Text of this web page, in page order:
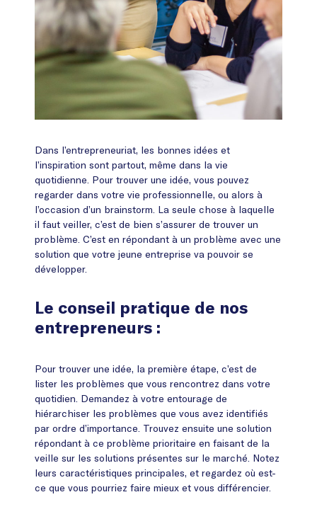
Dans l’entrepreneuriat, les bonnes idées et
l’inspiration sont partout, même dans la vie
quotidienne. Pour trouver une idée, vous pouvez
regarder dans votre vie professionnelle, ou alors à
l’occasion d’un brainstorm. La seule chose à laquelle
il faut veiller, c’est de bien s’assurer de trouver un
problème. C’est en répondant à un problème avec une
solution que votre jeune entreprise va pouvoir se
développer.
Le conseil pratique de nos
entrepreneurs :
Pour trouver une idée, la première étape, c’est de
lister les problèmes que vous rencontrez dans votre
quotidien. Demandez à votre entourage de
hiérarchiser les problèmes que vous avez identifiés
par ordre d’importance. Trouvez ensuite une solution
répondant à ce problème prioritaire en faisant de la
veille sur les solutions présentes sur le marché. Notez
leurs caractéristiques principales, et regardez où est-
ce que vous pourriez faire mieux et vous différencier.